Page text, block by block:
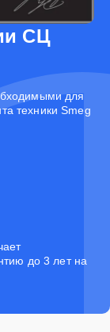
СЦ
для
техники Smeg
до 3 лет на